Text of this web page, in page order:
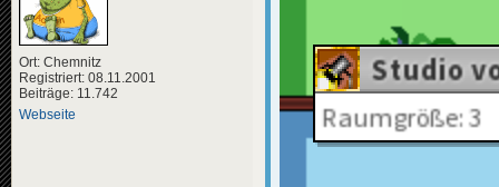
Ort: Chemnitz
Registriert: 08.11.2001
Beiträge: 11.742
Webseite